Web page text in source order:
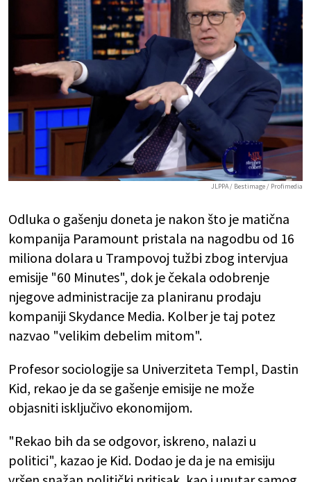
JLPPA / Bestimage / Profimedia
Odluka o gašenju doneta je nakon što je matična
kompanija Paramount pristala na nagodbu od 16
miliona dolara u Trampovoj tužbi zbog intervjua
emisije "60 Minutes", dok je čekala odobrenje
njegove administracije za planiranu prodaju
kompaniji Skydance Media. Kolber je taj potez
nazvao "velikim debelim mitom".
Profesor sociologije sa Univerziteta Templ, Dastin
Kid, rekao je da se gašenje emisije ne može
objasniti isključivo ekonomijom.
"Rekao bih da se odgovor, iskreno, nalazi u
politici", kazao je Kid. Dodao je da je na emisiju